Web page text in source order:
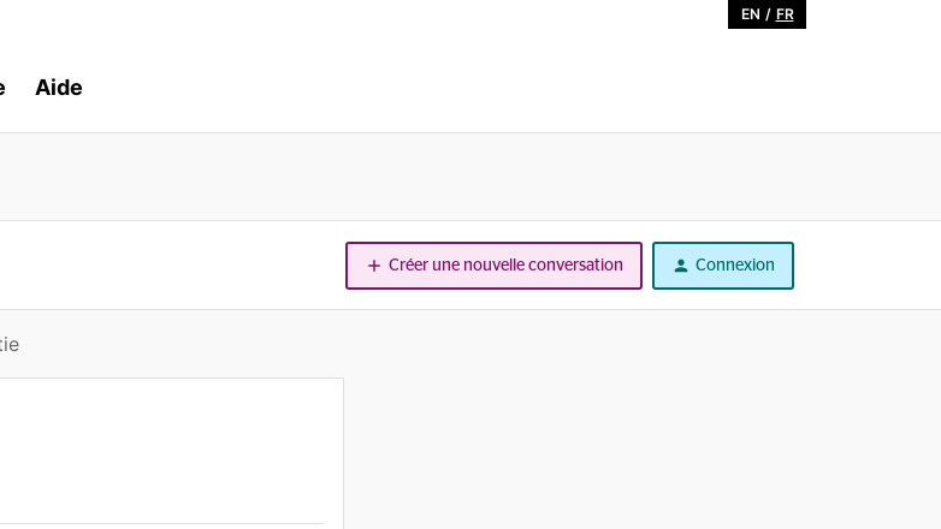
EN / FR
Aide
Créer une nouvelle conversation Connexion